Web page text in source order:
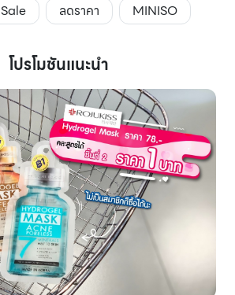
Sale ลดราคา MINISO
โปรโมชันแนะนำ